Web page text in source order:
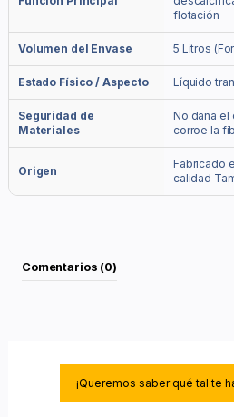
flotación
Volumen del Envase 5 Litros
Estado Físico / Aspecto Líquido
Seguridad de
Materiales
No daña el
corroe la
Origen
Fabricado
calidad
Comentarios (0)
¡Queremos saber qué tal te